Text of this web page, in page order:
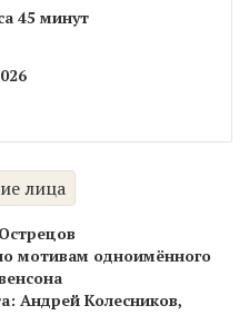
45 минут
лица
мотивам одноимённого
Андрей Колесников,